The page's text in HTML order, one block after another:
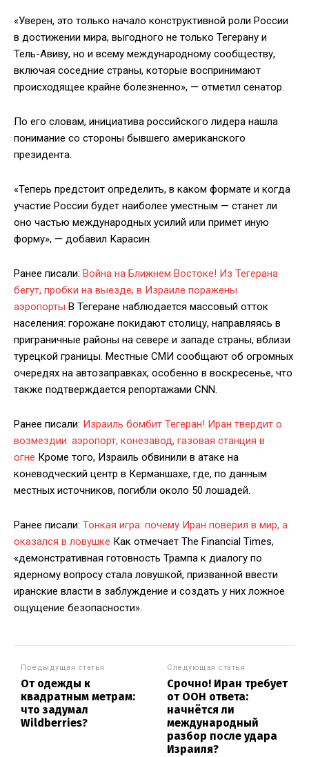
«Уверен, это только начало конструктивной роли России
в достижении мира, выгодного не только Тегерану и
Тель-Авиву, но и всему международному сообществу,
включая соседние страны, которые воспринимают
происходящее крайне болезненно», — отметил сенатор.
По его словам, инициатива российского лидера нашла
понимание со стороны бывшего американского
президента.
«Теперь предстоит определить, в каком формате и когда
участие России будет наиболее уместным — станет ли
оно частью международных усилий или примет иную
форму», — добавил Карасин.
Ранее писали: Война на Ближнем Востоке! Из Тегерана
бегут, пробки на выезде, в Израиле поражены
аэропорты В Тегеране наблюдается массовый отток
населения: горожане покидают столицу, направляясь в
приграничные районы на севере и западе страны, вблизи
турецкой границы. Местные СМИ сообщают об огромных
очередях на автозаправках, особенно в воскресенье, что
также подтверждается репортажами CNN.
Ранее писали: Израиль бомбит Тегеран! Иран твердит о
возмездии: аэропорт, конезавод, газовая станция в
огне Кроме того, Израиль обвинили в атаке на
коневодческий центр в Керманшахе, где, по данным
местных источников, погибли около 50 лошадей.
Ранее писали: Тонкая игра: почему Иран поверил в мир, а
оказался в ловушке Как отмечает The Financial Times,
«демонстративная готовность Трампа к диалогу по
ядерному вопросу стала ловушкой, призванной ввести
иранские власти в заблуждение и создать у них ложное
ощущение безопасности».
Предыдущая статья
От одежды к
квадратным метрам:
что задумал
Wildberries?
Следующая статья
Срочно! Иран требует
от ООН ответа:
начнётся ли
международный
разбор после удара
Израиля?